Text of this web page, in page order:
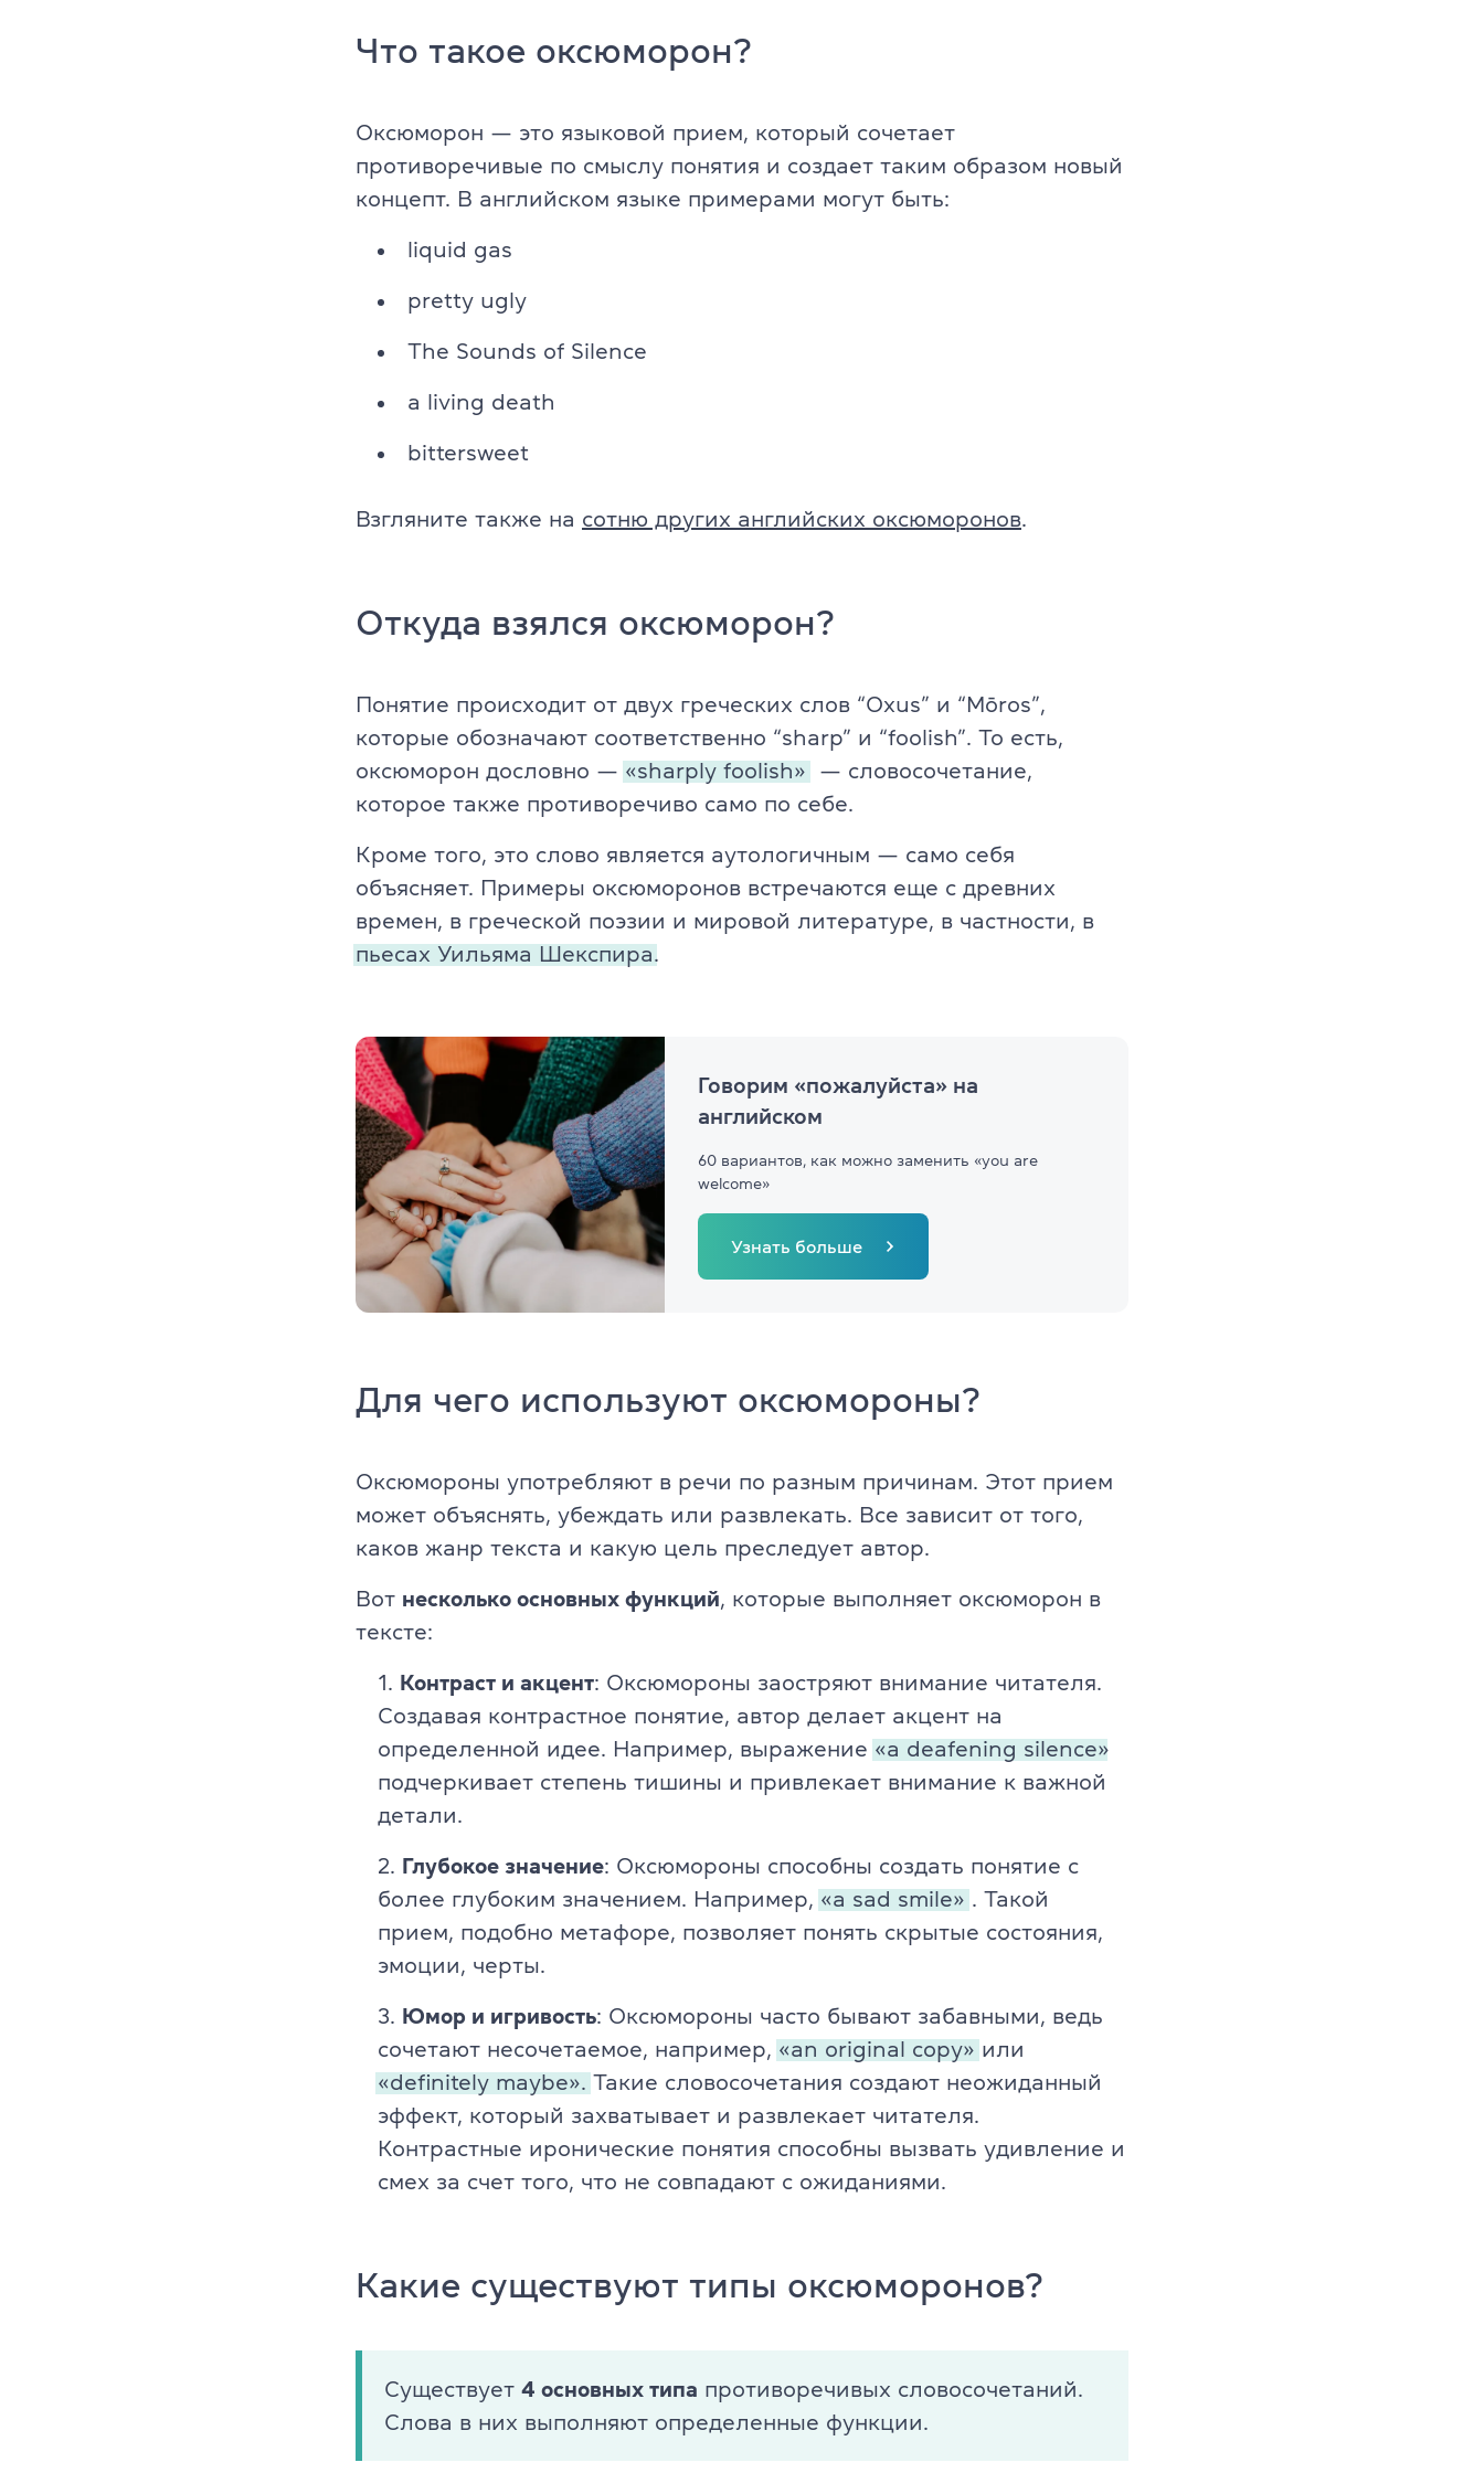
IELTS
Главная
Курсы английского языка
О компании
Лицензия
Новости
Вакансии
Контакты
TKT Module 3
Экзамены Cambridge English
YLE Starters, Movers, Flyers
TKT Modules 1, 2, 3, YL, CLIL
Условия регистрации
Экзамены в Польше
Подготовка к IELTS
Пробный тест IELTS
Об экзамене IELTS
Подготовка к TOEFL
Что такое оксюморон?
Оксюморон — это языковой прием, который сочетает
противоречивые по смыслу понятия и создает таким образом новый
концепт. В английском языке примерами могут быть:
liquid gas
pretty ugly
The Sounds of Silence
a living death
bittersweet
Взгляните также на сотню других английских оксюморонов.
Откуда взялся оксюморон?
Понятие происходит от двух греческих слов “Oxus” и “Mōros”,
которые обозначают соответственно “sharp” и “foolish”. То есть,
оксюморон дословно — «sharply foolish»
— словосочетание,
которое также противоречиво само по себе.
Кроме того, это слово является аутологичным — само себя
объясняет. Примеры оксюморонов встречаются еще с древних
времен, в греческой поэзии и мировой литературе, в частности, в
пьесах Уильяма Шекспира.
Говорим «пожалуйста» на
английском
60 вариантов, как можно заменить «yоu are
welcome»
Узнать больше
Для чего используют оксюмороны?
Оксюмороны употребляют в речи по разным причинам. Этот прием
может объяснять, убеждать или развлекать. Все зависит от того,
каков жанр текста и какую цель преследует автор.
Вот несколько основных функций, которые выполняет оксюморон в
тексте:
Контраст и акцент: Оксюмороны заостряют внимание читателя.
Создавая контрастное понятие, автор делает акцент на
определенной идее. Например, выражение «a deafening silence»
подчеркивает степень тишины и привлекает внимание к важной
детали.
Глубокое значение: Оксюмороны способны создать понятие с
более глубоким значением. Например, «a sad smile» . Такой
прием, подобно метафоре, позволяет понять скрытые состояния,
эмоции, черты.
Юмор и игривость: Оксюмороны часто бывают забавными, ведь
сочетают несочетаемое, например, «an original copy» или
«definitely maybe». Такие словосочетания создают неожиданный
эффект, который захватывает и развлекает читателя.
Контрастные иронические понятия способны вызвать удивление и
смех за счет того, что не совпадают с ожиданиями.
Какие существуют типы оксюморонов?
Существует 4 основных типа противоречивых словосочетаний.
Слова в них выполняют определенные функции.